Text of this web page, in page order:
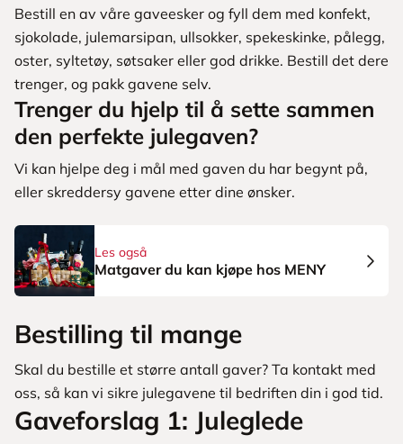
Bestill en av våre gaveesker og fyll dem med konfekt,
sjokolade, julemarsipan, ullsokker, spekeskinke, pålegg,
oster, syltetøy, søtsaker eller god drikke. Bestill det dere
trenger, og pakk gavene selv.
Trenger du hjelp til å sette sammen
den perfekte julegaven?
Vi kan hjelpe deg i mål med gaven du har begynt på,
eller skreddersy gavene etter dine ønsker.
Les også
Matgaver du kan kjøpe hos MENY
Bestilling til mange
Skal du bestille et større antall gaver? Ta kontakt med
oss, så kan vi sikre julegavene til bedriften din i god tid.
Gaveforslag 1: Juleglede